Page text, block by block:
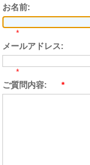
お名前:
*
メールアドレス:
*
ご質問内容: *